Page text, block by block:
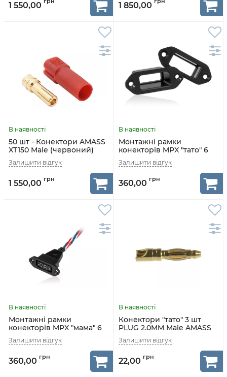
1 550,00 1 850,00
50 шт - Конектори AMASS
XT150 Male (червоний)
1 550,00
Монтажні рамки
конекторів MPX "тато" 6
шт MPX Male Frame
AMASS
360,00
Монтажні рамки
конекторів MPX "мама" 6
шт MPX Female Frame
AMASS
360,00
Конектори "тато" 3 шт
PLUG 2.0MM Male AMASS
22,00